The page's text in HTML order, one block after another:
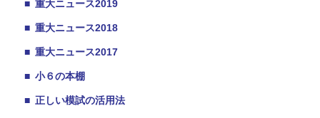
■ 重大ニュース2019
■ 重大ニュース2018
■ 重大ニュース2017
■ 小６の本棚
■ 正しい模試の活用法